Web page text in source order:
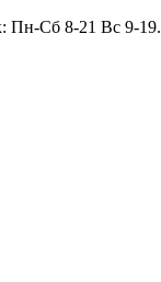
Пн-Сб 8-21 Вс 9-19.